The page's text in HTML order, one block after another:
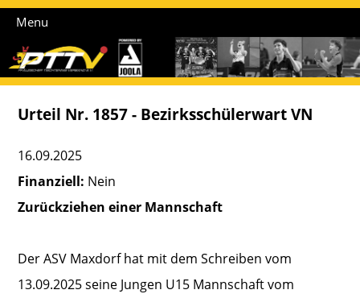
Menu
Urteil Nr. 1857 - Bezirksschülerwart VN
16.09.2025
Finanziell: Nein
Zurückziehen einer Mannschaft
Der ASV Maxdorf hat mit dem Schreiben vom
13.09.2025 seine Jungen U15 Mannschaft vom